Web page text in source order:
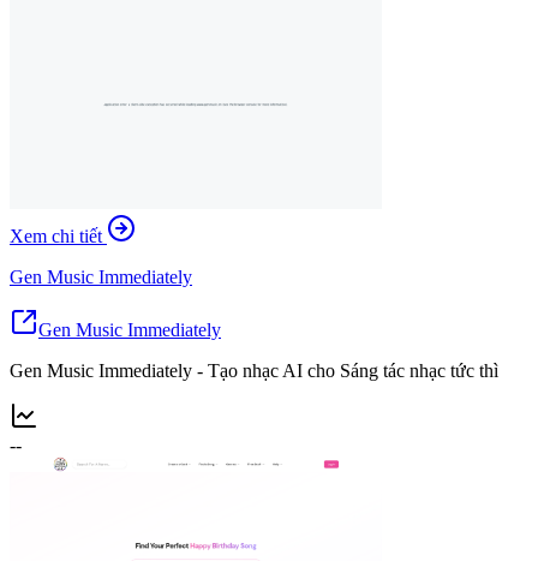
Xem chi tiết
Gen Music Immediately
Gen Music Immediately
Gen Music Immediately - Tạo nhạc AI cho Sáng tác nhạc tức thì
--